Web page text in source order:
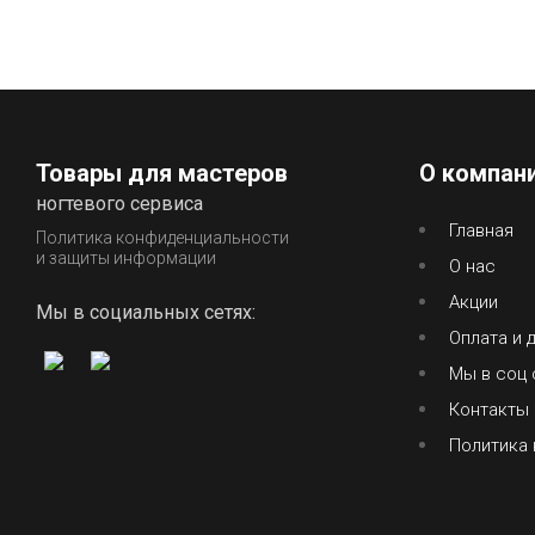
Товары для мастеров
ногтевого сервиса
Политика конфиденциальности
и защиты информации
Мы в социальных сетях:
О
Главная
О нас
Акции
Оплата и
Мы в соц
Контакты
Политика